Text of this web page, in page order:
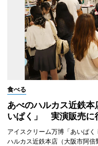
食べる
あべのハルカス近鉄
いぱく」 実演販売に
アイスクリーム万博「あいぱ
ハルカス近鉄本店（大阪市阿